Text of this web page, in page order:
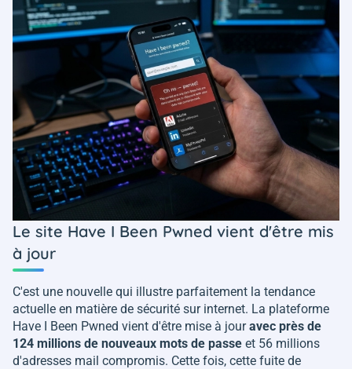
Le site Have I Been Pwned vient d'être mis
à jour
C'est une nouvelle qui illustre parfaitement la tendance
actuelle en matière de sécurité sur internet. La plateforme
Have I Been Pwned vient d'être mise à jouravec près de
124 millions de nouveaux mots de passe et 56 millions
d'adresses mail compromis. Cette fois, cette fuite de